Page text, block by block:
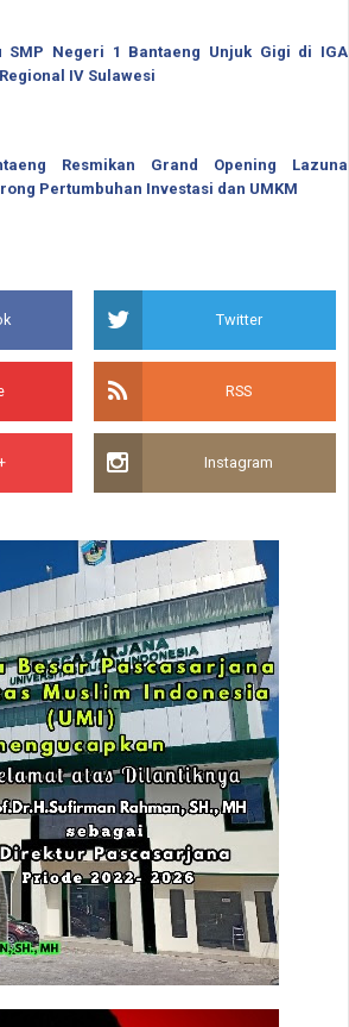
SMP Negeri 1 Bantaeng Unjuk Gigi di IGA
IV Sulawesi
Resmikan Grand Opening Lazuna
Pertumbuhan Investasi dan UMKM
Twitter
RSS
Instagram